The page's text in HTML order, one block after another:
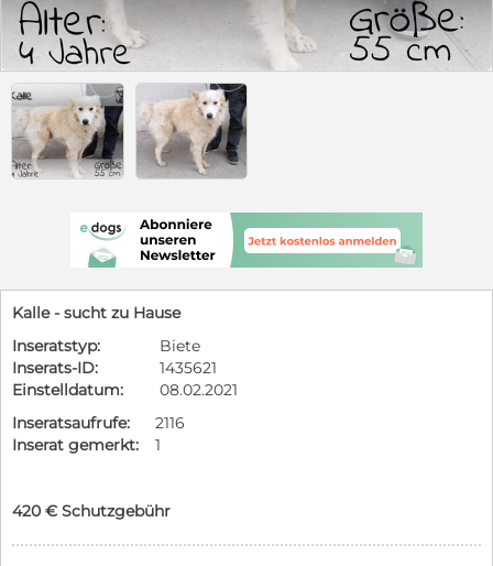
Kalle - sucht zu Hause
Inseratstyp:
Biete
Inserats-ID:
1435621
Einstelldatum:
08.02.2021
Inseratsaufrufe:
2116
Inserat gemerkt:
1
420 € Schutzgebühr